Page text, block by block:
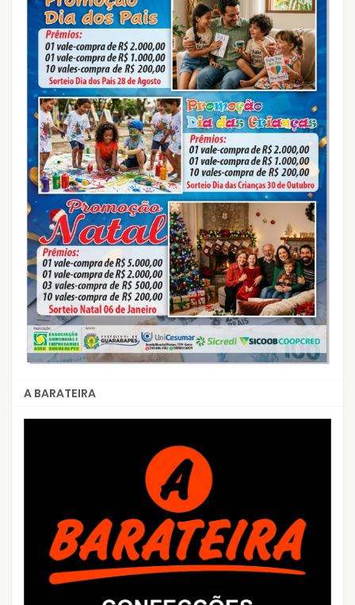
A BARATEIRA